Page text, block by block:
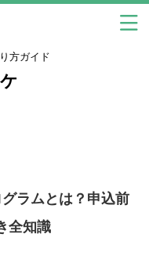
方ガイド
ラムとは？申込前
全知識